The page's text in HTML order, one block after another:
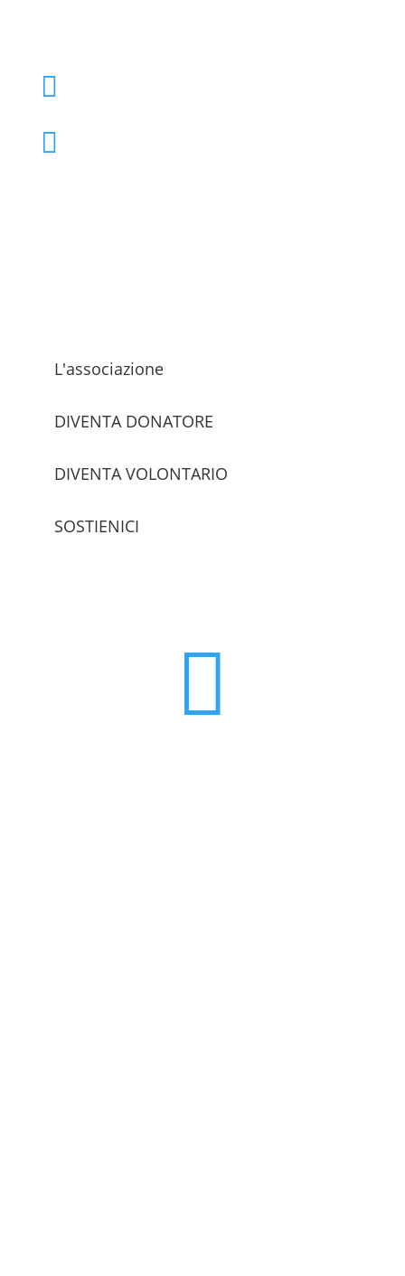


L'associazione
DIVENTA DONATORE
DIVENTA VOLONTARIO
SOSTIENICI
